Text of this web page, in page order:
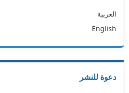
العربية
English
دعوة للنشر